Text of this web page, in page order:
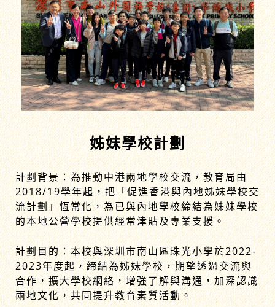
姊妹學校計劃
計劃背景：為推動中港兩地學校交流，教育局由
2018/19學年起，把「促進香港與內地姊妹學校交
流計劃」恆常化，為已與內地學校締結為姊妹學校
的本地公營學校提供經常津貼及專業支援。
計劃目的：本校與深圳市南山區珠光小學於2022-
2023年度起，締結為姊妹學校，期望透過交流與
合作，擴大學校網絡，增強了解與溝通，加深認識
兩地文化，共同提升教育素質活動。